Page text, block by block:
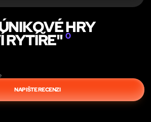
HRY
RYTÍŘE" 0
NAPIŠTE RECENZI